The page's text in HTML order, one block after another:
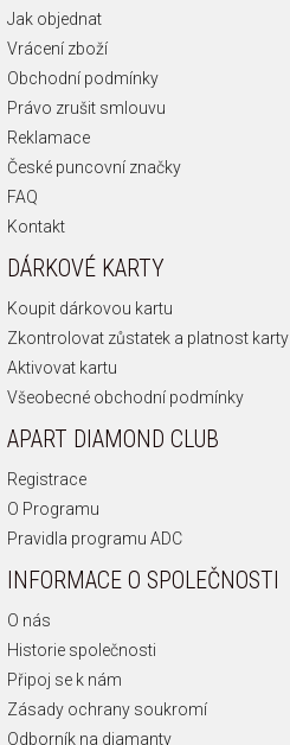
Jak objednat
Vrácení zboží
Obchodní podmínky
Právo zrušit smlouvu
Reklamace
České puncovní značky
FAQ
Kontakt
DÁRKOVÉ KARTY
Koupit dárkovou kartu
Zkontrolovat zůstatek a platnost karty
Aktivovat kartu
Všeobecné obchodní podmínky
APART DIAMOND CLUB
Registrace
O Programu
Pravidla programu ADC
INFORMACE O SPOLEČNOSTI
O nás
Historie společnosti
Připoj se k nám
Zásady ochrany soukromí
Odborník na diamanty